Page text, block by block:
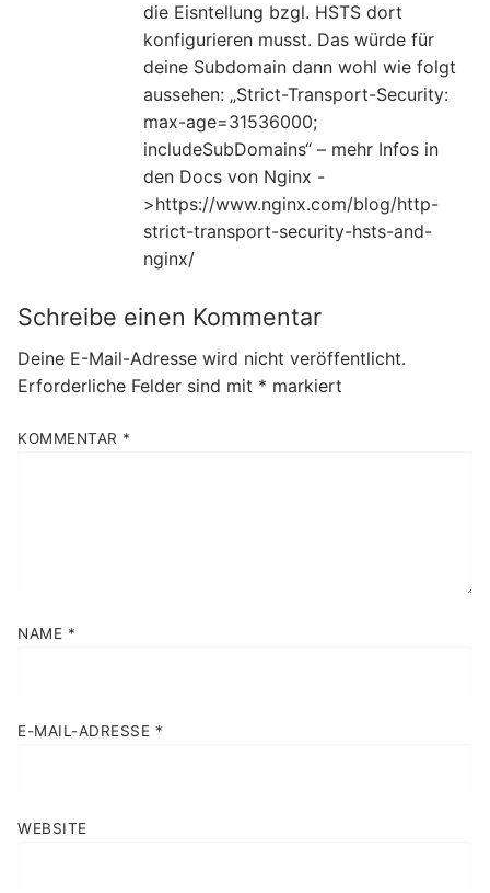
die Eisntellung bzgl. HSTS dort
konfigurieren musst. Das würde für
deine Subdomain dann wohl wie folgt
aussehen: „Strict-Transport-Security:
max-age=31536000;
includeSubDomains“ – mehr Infos in
den Docs von Nginx -
>https://www.nginx.com/blog/http-
strict-transport-security-hsts-and-
nginx/
Schreibe einen Kommentar
Deine E-Mail-Adresse wird nicht veröffentlicht.
Erforderliche Felder sind mit * markiert
KOMMENTAR *
NAME *
E-MAIL-ADRESSE *
WEBSITE